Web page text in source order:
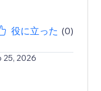
役に立った (0)
25, 2026